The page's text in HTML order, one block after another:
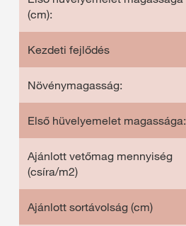
(cm):
Kezdeti fejlődés
Növénymagasság:
Első hüvelyemelet magassága:
Ajánlott vetőmag mennyiség
(csíra/m2)
Ajánlott sortávolság (cm)